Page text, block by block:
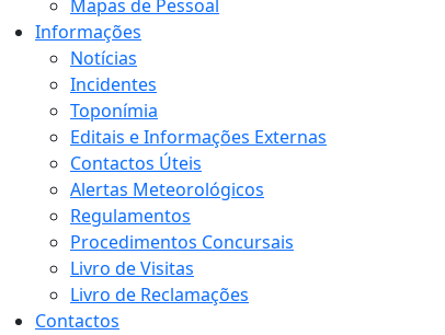
Mapas de Pessoal
Informações
Notícias
Incidentes
Toponímia
Editais e Informações Externas
Contactos Úteis
Alertas Meteorológicos
Regulamentos
Procedimentos Concursais
Livro de Visitas
Livro de Reclamações
Contactos